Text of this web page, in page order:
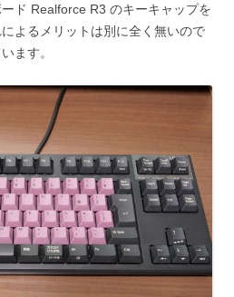
ド Realforce R3 のキーキャップを
よるメリットは別に全く無いので
ます。